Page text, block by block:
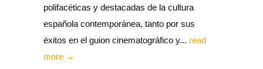
polifacéticas y destacadas de la cultura
española contemporánea, tanto por sus
éxitos en el guion cinematográfico y... read
more →